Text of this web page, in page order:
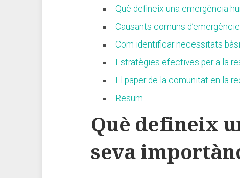
Què defineix ​una emergència
Causants‍ comuns
Com identificar necessitats‌
Estratègies⁣ efectives per⁢ a la⁣
El paper⁤ de la‌ comunitat en la
Resum
Què⁢ defineix
⁢seva